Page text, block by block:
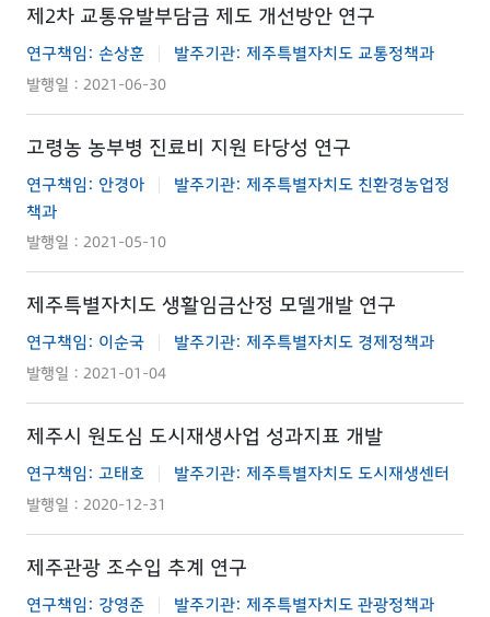
제2차 교통유발부담금 제도 개선방안 연구
연구책임: 손상훈 발주기관: 제주특별자치도 교통정책과
발행일 : 2021-06-30
고령농 농부병 진료비 지원 타당성 연구
연구책임: 안경아
발주기관: 제주특별자치도 친환경농업정
책과
발행일 : 2021-05-10
제주특별자치도 생활임금산정 모델개발 연구
연구책임: 이순국 발주기관: 제주특별자치도 경제정책과
발행일 : 2021-01-04
제주시 원도심 도시재생사업 성과지표 개발
연구책임: 고태호 발주기관: 제주특별자치도 도시재생센터
발행일 : 2020-12-31
제주관광 조수입 추계 연구
연구책임: 강영준 발주기관: 제주특별자치도 관광정책과